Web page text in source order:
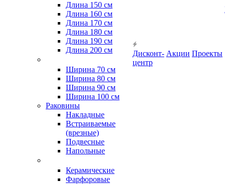
Длина 150 см
Длина 160 см
Длина 170 см
Длина 180 см
Длина 190 см
Длина 200 см
Ширина 70 см
Ширина 80 см
Ширина 90 см
Ширина 100 см
Раковины
Накладные
Встраиваемые
(врезные)
Подвесные
Напольные
Керамические
Фарфоровые
Дисконт-
центр
Акции Проекты